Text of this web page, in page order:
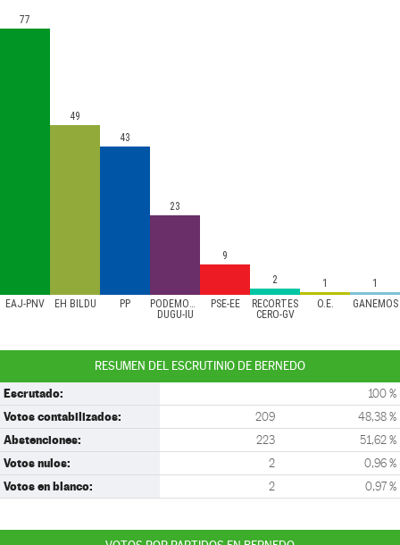
EAJ-PNV EH BILDU PP
PODEMOS/AHAL
DUGU-IU
PSE-EE
RECORTES
CERO-GV
O.E. GANEMOS
77
49
43
23
9
2
1 1
RESUMEN DEL ESCRUTINIO DE BERNEDO
Escrutado: 100 %
Votos contabilizados: 209 48,38 %
Abstenciones: 223 51,62 %
Votos nulos: 2 0,96 %
Votos en blanco: 2 0,97 %